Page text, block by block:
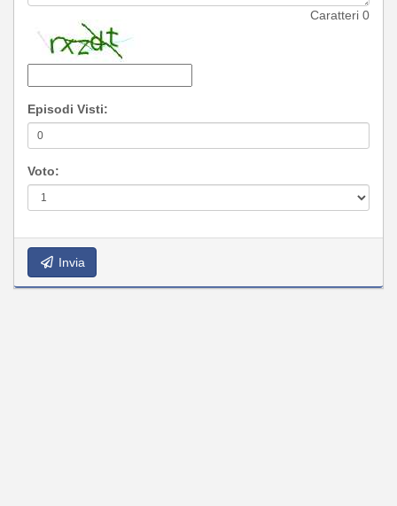
Caratteri 0
Episodi Visti:
Voto:
Invia